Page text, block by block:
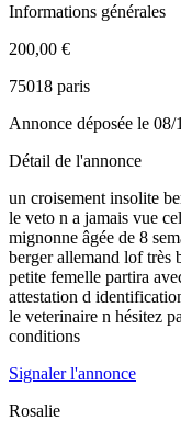
Informations générales
200,00 €
75018 paris
Annonce déposée le 08/
Détail de l'annonce
un croisement insolite
le veto n a jamais vue
mignonne âgée de 8
berger allemand lof très
petite femelle partira
attestation d
le veterinaire n hésitez
conditions
Signaler l'annonce
Rosalie